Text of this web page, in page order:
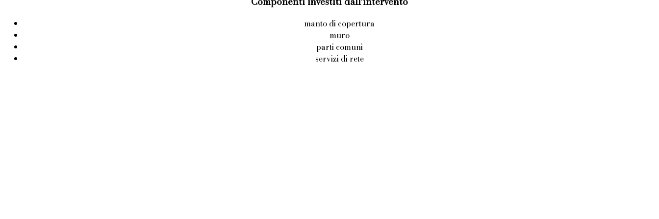
manto di copertura
muro
parti comuni
servizi di rete